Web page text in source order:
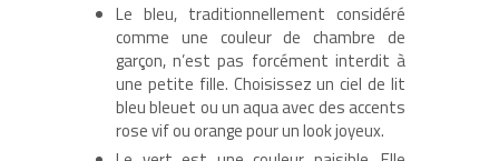
Le bleu, traditionnellement considéré
comme une couleur de chambre de
garçon, n’est pas forcément interdit à
une petite fille. Choisissez un ciel de lit
bleu bleuet ou un aqua avec des accents
rose vif ou orange pour un look joyeux.